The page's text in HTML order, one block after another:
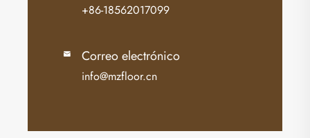
+86-18562017099
 Correo electrónico
info@mzfloor.cn